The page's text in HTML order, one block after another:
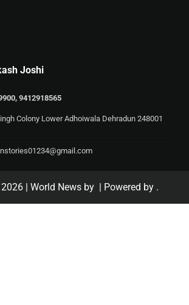
Joshi
9412918565
Colony Lower Adhoiwala Dehradun 248001
| World News by | Powered by .